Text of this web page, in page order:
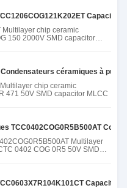
chip ceramic
céramiques à
chip ceramic
capacitors CCTC 0201 X7R 471 50V SMD capacitor MLCC
TCC0402COG0R5B500AT
Multilayer
Capacitor